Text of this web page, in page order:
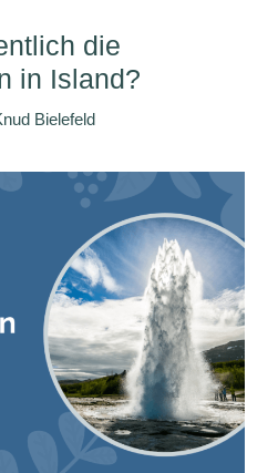
die
in Island?
Bielefeld